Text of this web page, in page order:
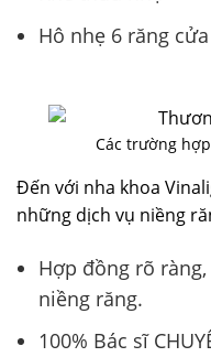
Hô nhẹ 6 răng
Các trường
Đến với nha khoa
những dịch vụ niềng
Hợp đồng rõ
niềng răng.
100% Bác sĩ